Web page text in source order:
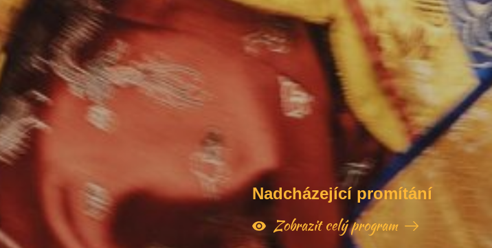
Nadcházející promítání
Zobrazit celý program